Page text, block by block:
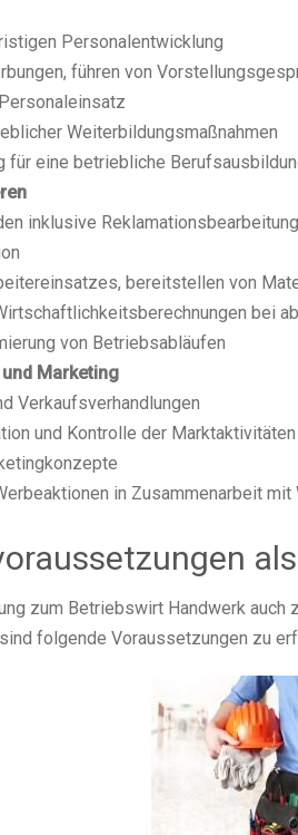
Personalentwicklung
führen von
Weiterbildungsmaßnahmen
für eine betriebliche
inklusive Reklamationsbearbeitung
bereitstellen von
bei
von Betriebsabläufen
Marketing
Verkaufsverhandlungen
und Kontrolle der
in Zusammenarbeit mit
zum Betriebswirt Handwerk auch
folgende Voraussetzungen zu